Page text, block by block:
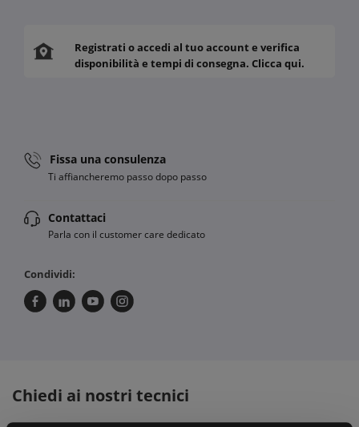
Registrati o accedi al tuo account e verifica
disponibilità e tempi di consegna. Clicca qui.
Fissa una consulenza
Ti affiancheremo passo dopo passo
Contattaci
Parla con il customer care dedicato
Condividi:
Chiedi ai nostri tecnici